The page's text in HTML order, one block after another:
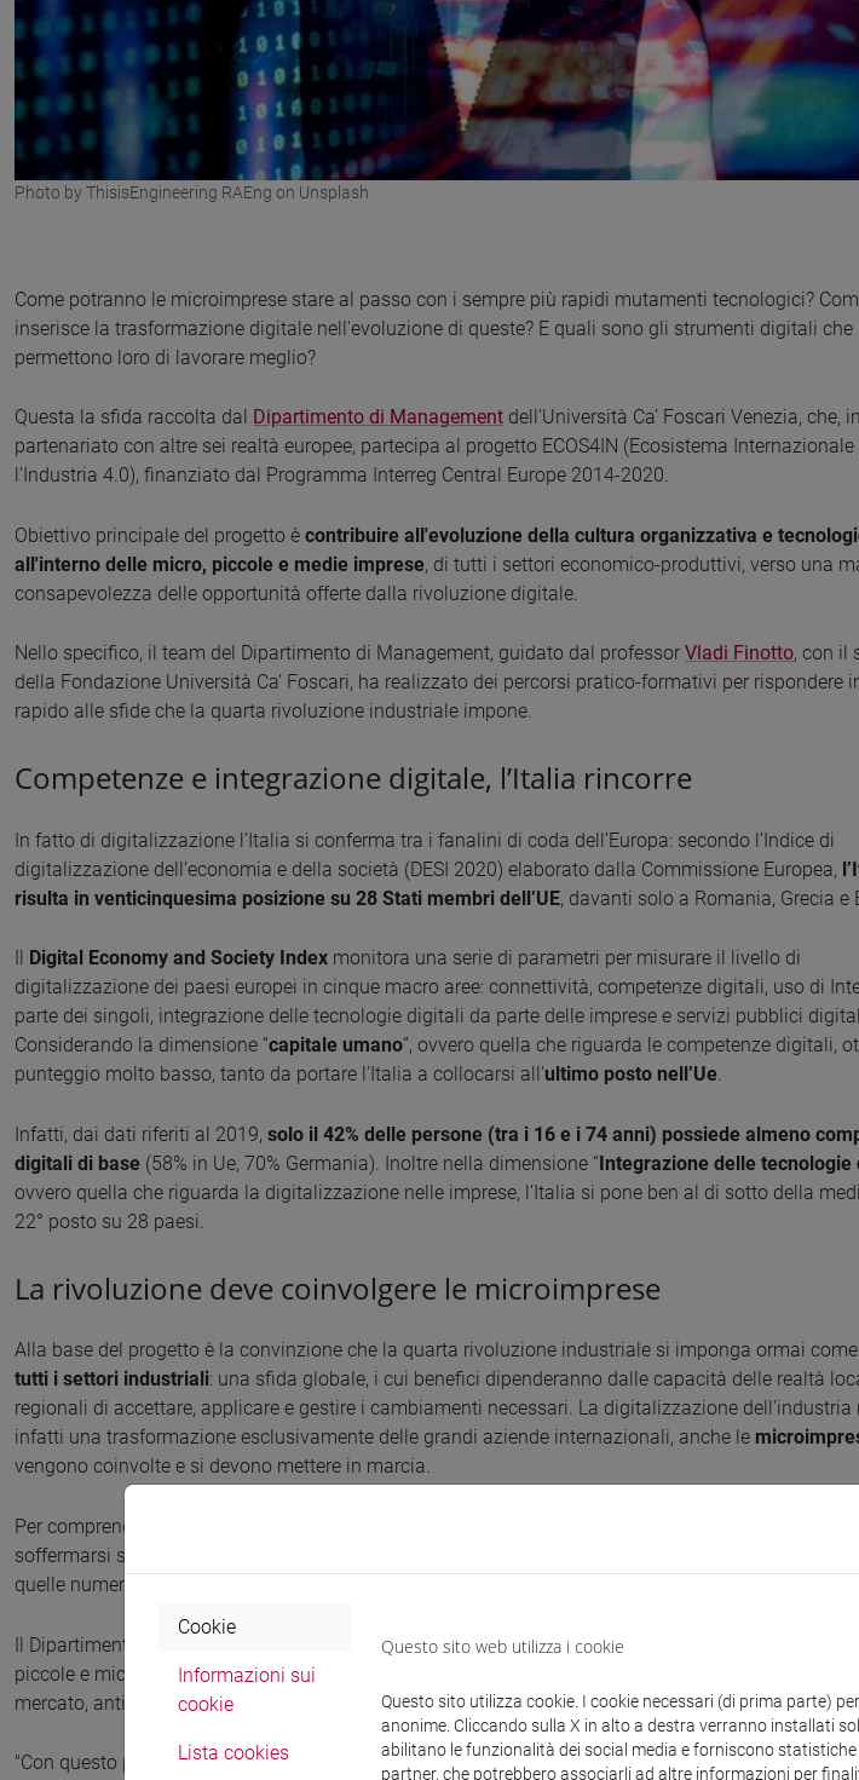
Photo by ThisisEngineering RAEng on Unsplash
Come potranno le microimprese stare al passo con i sempre più rapidi mutamenti tecnologici?
inserisce la trasformazione digitale nell'evoluzione di queste? E quali sono gli strumenti digitali che
permettono loro di lavorare meglio?
Questa la sfida raccolta dal Dipartimento di Management dell’Università Ca’ Foscari Venezia, che, in
partenariato con altre sei realtà europee, partecipa al progetto ECOS4IN (Ecosistema Internazionale
l’Industria 4.0), finanziato dal Programma Interreg Central Europe 2014-2020.
Obiettivo principale del progetto è contribuire all'evoluzione della cultura organizzativa e
all'interno delle micro, piccole e medie imprese, di tutti i settori economico-produttivi, verso una
consapevolezza delle opportunità offerte dalla rivoluzione digitale.
Nello specifico, il team del Dipartimento di Management, guidato dal professor Vladi Finotto, con il
della Fondazione Università Ca’ Foscari, ha realizzato dei percorsi pratico-formativi per rispondere
rapido alle sfide che la quarta rivoluzione industriale impone.
Competenze e integrazione digitale, l’Italia rincorre
In fatto di digitalizzazione l’Italia si conferma tra i fanalini di coda dell’Europa: secondo l’Indice di
digitalizzazione dell’economia e della società (DESI 2020) elaborato dalla Commissione Europea,
risulta in venticinquesima posizione su 28 Stati membri dell’UE, davanti solo a Romania, Grecia e
Digital Economy and Society Index monitora una serie di parametri per misurare il livello di
digitalizzazione dei paesi europei in cinque macro aree: connettività, competenze digitali, uso di
parte dei singoli, integrazione delle tecnologie digitali da parte delle imprese e servizi pubblici
Considerando la dimensione “capitale umano”, ovvero quella che riguarda le competenze digitali,
punteggio molto basso, tanto da portare l’Italia a collocarsi all’ultimo posto nell’Ue.
Infatti, dai dati riferiti al 2019, solo il 42% delle persone (tra i 16 e i 74 anni) possiede almeno
digitali di base (58% in Ue, 70% Germania). Inoltre nella dimensione “Integrazione delle tecnologie
ovvero quella che riguarda la digitalizzazione nelle imprese, l’Italia si pone ben al di sotto della
22° posto su 28 paesi.
La rivoluzione deve coinvolgere le microimprese
Alla base del progetto è la convinzione che la quarta rivoluzione industriale si imponga ormai come
tutti i settori industriali: una sfida globale, i cui benefici dipenderanno dalle capacità delle realtà
regionali di accettare, applicare e gestire i cambiamenti necessari. La digitalizzazione dell’industria
infatti una trasformazione esclusivamente delle grandi aziende internazionali, anche le
vengono coinvolte e si devono mettere in marcia.
Per comprendere il peso delle microimprese all’interno del quadro economico e produttivo italiano è
soffermarsi sui numeri: su 4,4 milioni di imprese attive in Italia, le imprese con meno di 10
quelle numericamente più importanti, rappresentando il
Il Dipartimento di Management ha quindi creato un percorso di formazione pensato per imprenditori
piccole e micro imprese, con l’obiettivo di far acquisire loro strumenti utili ed efficaci per competere
mercato, anticipando o rispondendo ai cambiamenti di questa rivoluzione industriale.
"Con questo progetto, i partner europei intendono mettere le proprie conoscenze e capacità a
Cookie
Informazioni sui
cookie
Lista cookies
Questo sito web utilizza i cookie
Questo sito utilizza cookie. I cookie necessari (di prima parte)
anonime. Cliccando sulla X in alto a destra verranno installati
abilitano le funzionalità dei social media e forniscono
partner, che potrebbero associarli ad altre informazioni per